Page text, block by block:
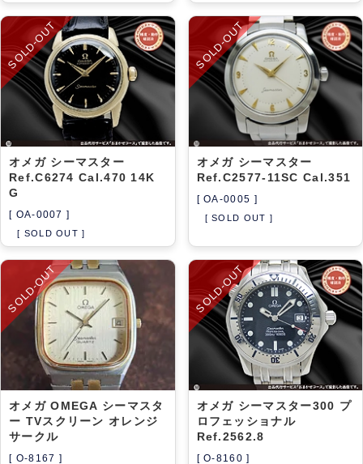
SOLD-OUT
オメガ シーマスター
Ref.C6274 Cal.470 14K
G
[ OA-0007 ]
[ SOLD OUT ]
SOLD-OUT
オメガ シーマスター
Ref.C2577-11SC Cal.351
[ OA-0005 ]
[ SOLD OUT ]
SOLD-OUT
オメガ OMEGA シーマスタ
ー TVスクリーン オレンジ
サークル
[ O-8167 ]
SOLD-OUT
オメガ シーマスター300 プ
ロフェッショナル
Ref.2562.8
[ O-8160 ]